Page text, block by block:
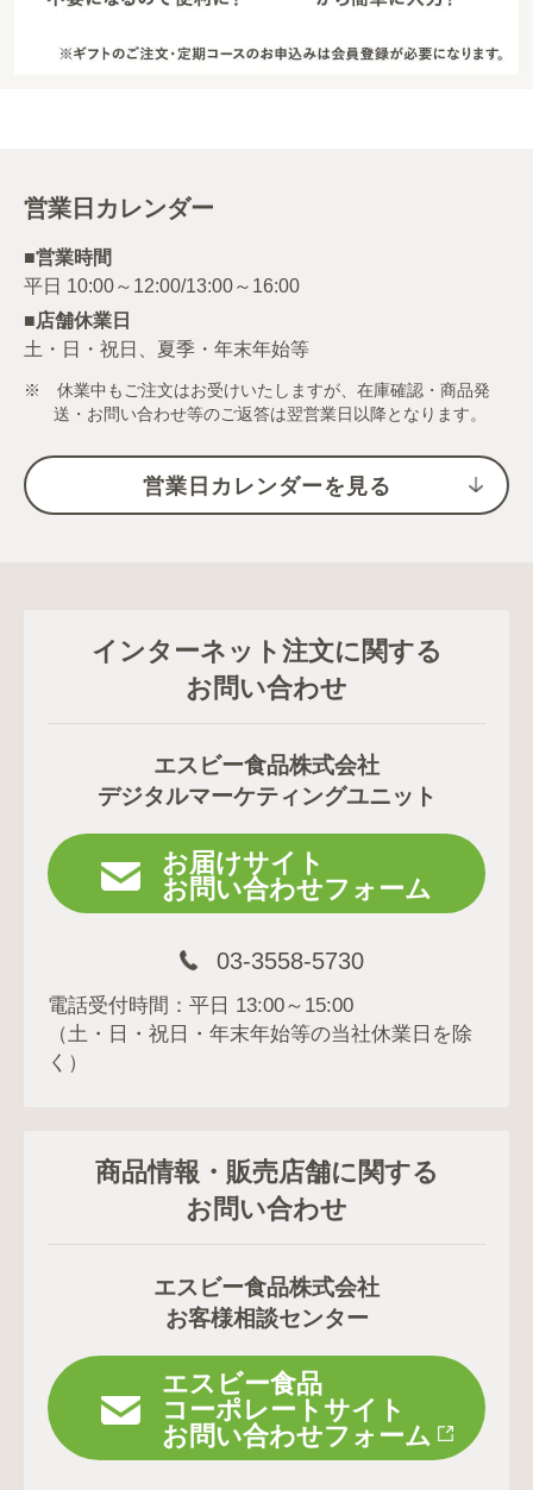
営業日カレンダー
■営業時間
■店舗休業日
土・日・祝日、夏季・年末年始等
※ 休業中もご注文はお受けいたしますが、在庫確認・商品発
送・お問い合わせ等のご返答は翌営業日以降となります。
営業日カレンダーを見る
インターネット注文に関する
お問い合わせ
エスビー食品株式会社
デジタルマーケティングユニット
お届けサイト
お問い合わせフォーム
03-3558-5730
電話受付時間：平日 13:00～15:00
（土・日・祝日・年末年始等の当社休業日を除
く）
商品情報・販売店舗に関する
お問い合わせ
エスビー食品株式会社
お客様相談センター
エスビー食品
コーポレートサイト
お問い合わせフォーム